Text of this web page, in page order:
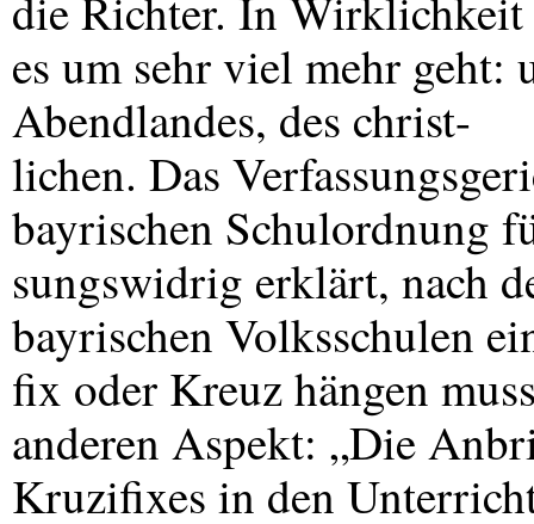
es um sehr viel mehr geht:
Abendlandes, des christ-
lichen. Das
bayrischen Schulordnung
sungswidrig erklärt, nach
bayrischen Volksschulen
fix oder Kreuz hängen
anderen Aspekt: „Die
Kruzifixes in den